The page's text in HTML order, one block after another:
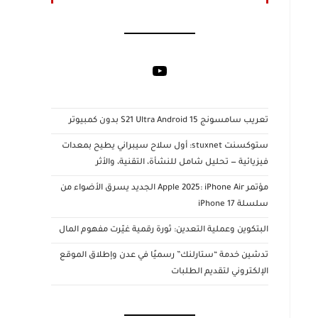
YouTube
تعريب سامسونج S21 Ultra Android 15 بدون كمبيوتر
ستوكسنت stuxnet: أول سلاح سيبراني يطيح بمعدات
فيزيائية — تحليل شامل للنشأة، التقنية، والأثر
مؤتمر Apple 2025: iPhone Air الجديد يسرق الأضواء من
سلسلة iPhone 17
البتكوين وعملية التعدين: ثورة رقمية غيّرت مفهوم المال
تدشين خدمة “ستارلنك” رسميًا في عدن وإطلاق الموقع
الإلكتروني لتقديم الطلبات